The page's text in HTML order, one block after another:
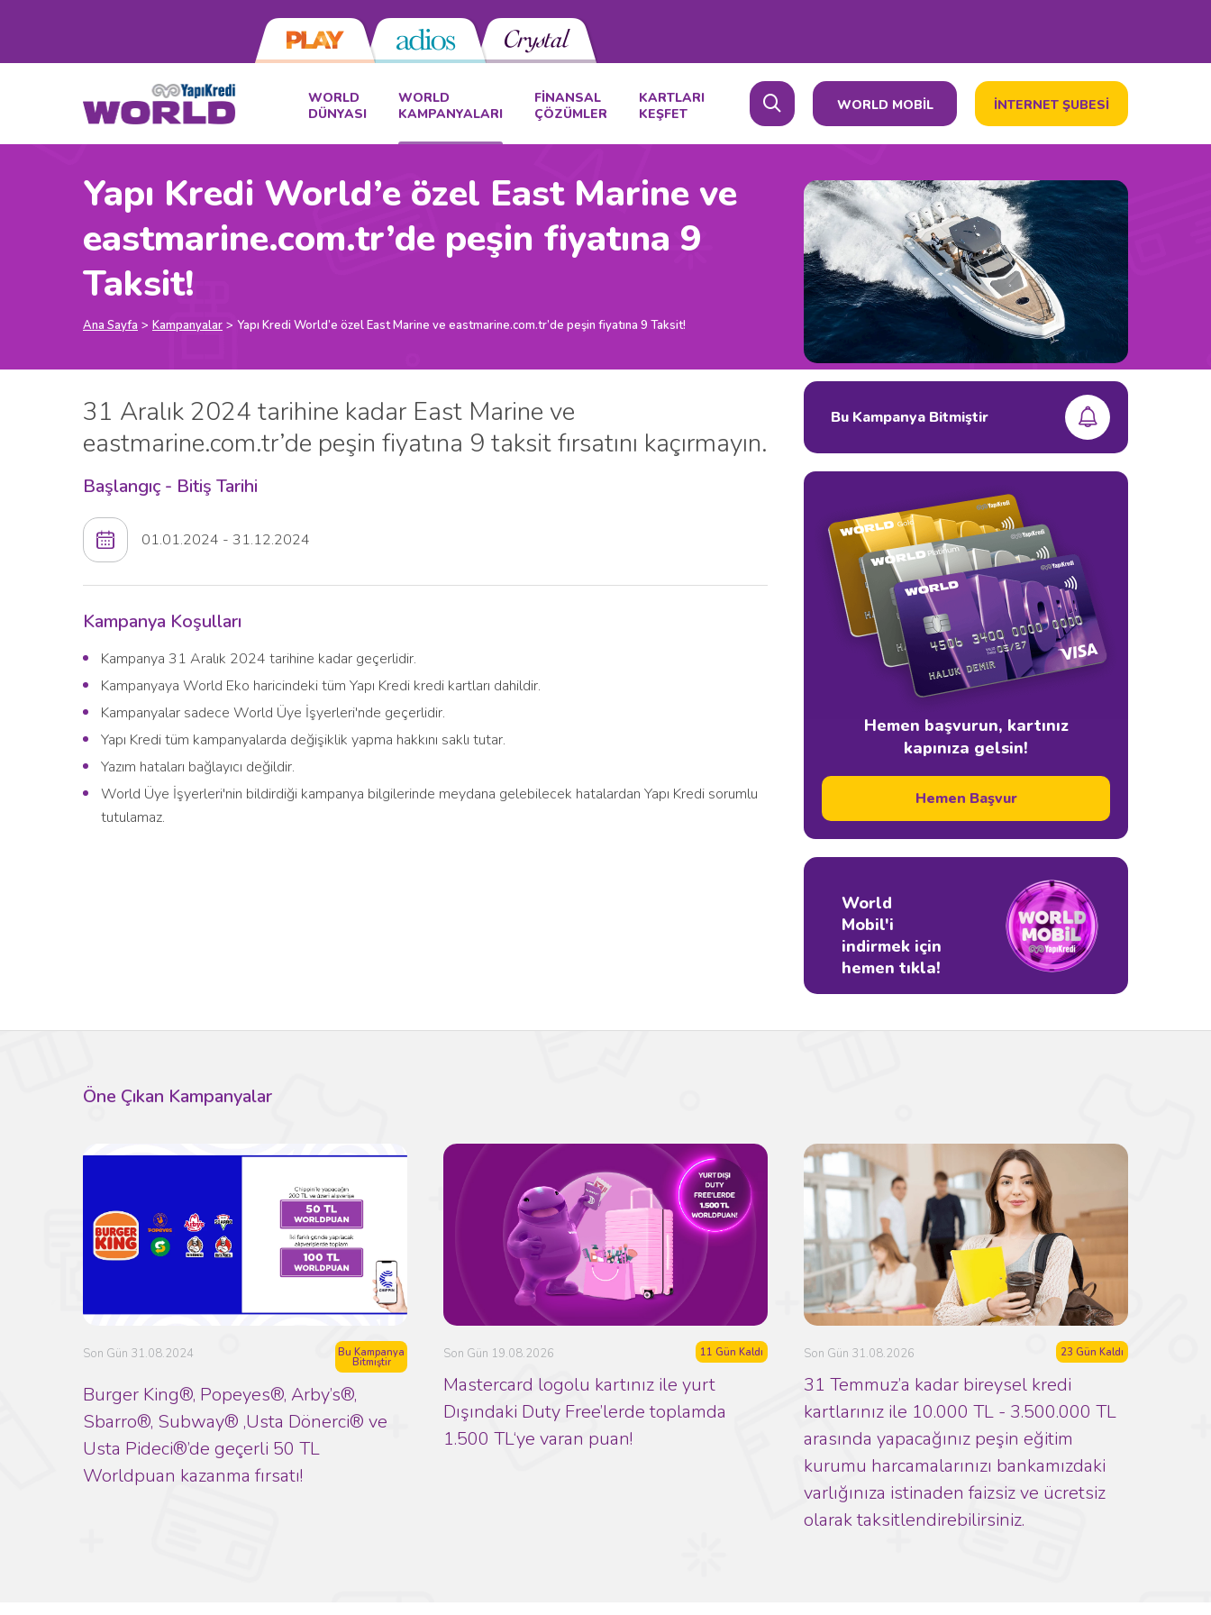
WORLD
DÜNYASI
WORLD
KAMPANYALARI
FİNANSAL
ÇÖZÜMLER
KARTLARI
KEŞFET
WORLD MOBİL İNTERNET ŞUBESİ
Bu Kampanya Bitmiştir
Hemen başvurun, kartınız
kapınıza gelsin!
Hemen Başvur
World
Mobil'i
indirmek için
hemen tıkla!
Yapı Kredi World’e özel East Marine ve
eastmarine.com.tr’de peşin fiyatına 9
Taksit!
Ana Sayfa Kampanyalar Yapı Kredi World’e özel East Marine ve eastmarine.com.tr’de peşin fiyatına 9 Taksit!
31 Aralık 2024 tarihine kadar East Marine ve
eastmarine.com.tr’de peşin fiyatına 9 taksit fırsatını kaçırmayın.
Başlangıç - Bitiş Tarihi
01.01.2024 - 31.12.2024
Kampanya Koşulları
Kampanya 31 Aralık 2024 tarihine kadar geçerlidir.
Kampanyaya World Eko haricindeki tüm Yapı Kredi kredi kartları dahildir.
Kampanyalar sadece World Üye İşyerleri'nde geçerlidir.
Yapı Kredi tüm kampanyalarda değişiklik yapma hakkını saklı tutar.
Yazım hataları bağlayıcı değildir.
World Üye İşyerleri'nin bildirdiği kampanya bilgilerinde meydana gelebilecek hatalardan Yapı Kredi sorumlu
tutulamaz.
Öne Çıkan Kampanyalar
Son Gün 31.08.2024 Bu Kampanya
Bitmiştir
Burger King®, Popeyes®, Arby’s®,
Sbarro®, Subway® ,Usta Dönerci® ve
Usta Pideci®’de geçerli 50 TL
Worldpuan kazanma fırsatı!
Son Gün 19.08.2026 11 Gün Kaldı
Mastercard logolu kartınız ile yurt
Dışındaki Duty Free’lerde toplamda
1.500 TL‘ye varan puan!
Son Gün 31.08.2026 23 Gün Kaldı
31 Temmuz’a kadar bireysel kredi
kartlarınız ile 10.000 TL - 3.500.000 TL
arasında yapacağınız peşin eğitim
kurumu harcamalarınızı bankamızdaki
varlığınıza istinaden faizsiz ve ücretsiz
olarak taksitlendirebilirsiniz.